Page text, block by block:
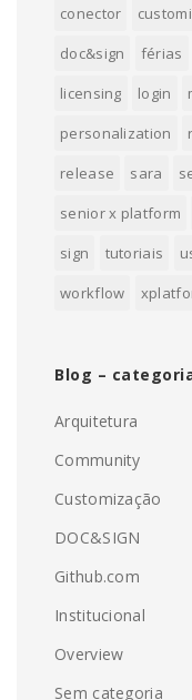
conector
doc&sign
férias
licensing
login
personalization
release
sara
senior x platform
sign
tutoriais
workflow
Blog –
Arquitetura
Community
Customização
DOC&SIGN
Github.com
Institucional
Overview
Sem categoria